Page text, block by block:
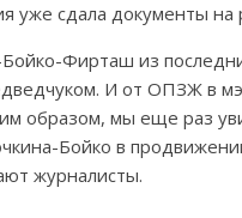
уже сдала документы
Фирташ из
И от ОПЗЖ в
образом, мы еще раз
Бойко в
журналисты.